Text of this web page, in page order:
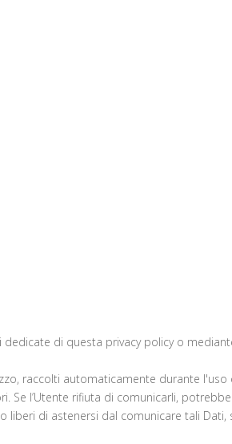
di questa privacy policy o
raccolti automaticamente durante l'uso
l’Utente rifiuta di comunicarli,
di astenersi dal comunicare tali